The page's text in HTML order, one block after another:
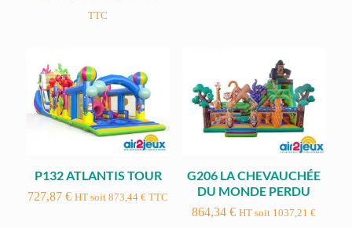
TTC
P132 ATLANTIS TOUR
727,87€ HT soit873,44€ TTC
G206 LA CHEVAUCHÉE
DU MONDE PERDU
864,34€ HT soit 1037,21€